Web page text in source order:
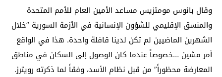
وقال بانوس مومتزيس مساعد الأمين العام للأمم المتحدة
والمنسق الإقليمي للشؤون الإنسانية في الأزمة السورية ”خلال
الشهرين الماضيين لم تكن لدينا قافلة واحدة. هذا في الواقع
أمر مشين …خصوصاً عندما كان الوصول إلى السكان في مناطق
المعارضة محظوراً” من قبل نظام الأسد، وفقاً لما ذكرته رويترز.